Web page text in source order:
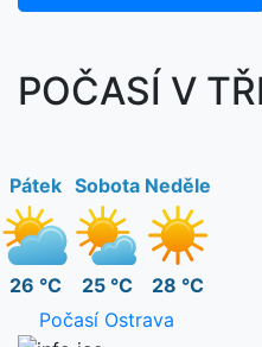
POČASÍ V
Pátek
26 °C
Sobota
25 °C
Neděle
28 °C
Počasí Ostrava